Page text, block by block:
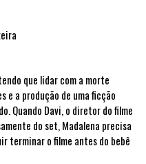
que lidar com a morte
e a produção de uma ficção
Quando Davi, o diretor do filme
do set, Madalena precisa
terminar o filme antes do bebê